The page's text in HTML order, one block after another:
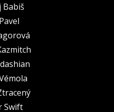
Babiš
Swift